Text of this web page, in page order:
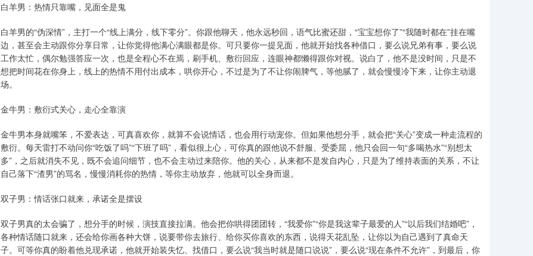
白羊男：热情只靠嘴，见面全是鬼
白羊男的“伪深情”，主打一个“线上满分，线下零分”。你跟他聊天，他永远秒回，语气比蜜还甜，“宝宝想你了”“我随时都在”挂在嘴
边，甚至会主动跟你分享日常，让你觉得他满心满眼都是你。可只要你一提见面，他就开始找各种借口，要么说兄弟有事，要么说
工作太忙，偶尔勉强答应一次，也是全程心不在焉，刷手机、敷衍回应，连眼神都懒得跟你对视。说白了，他不是没时间，只是不
想把时间花在你身上，线上的热情不用付出成本，哄你开心，不过是为了不让你闹脾气，等他腻了，就会慢慢冷下来，让你主动退
场。
金牛男：敷衍式关心，走心全靠演
金牛男本身就嘴笨，不爱表达，可真喜欢你，就算不会说情话，也会用行动宠你。但如果他想分手，就会把“关心”变成一种走流程的
敷衍。每天雷打不动问你“吃饭了吗”“下班了吗”，看似很上心，可你真的跟他说不舒服、受委屈，他只会回一句“多喝热水”“别想太
多”，之后就消失不见，既不会追问细节，也不会主动过来陪你。他的关心，从来都不是发自内心，只是为了维持表面的关系，不让
自己落下“渣男”的骂名，慢慢消耗你的热情，等你主动放弃，他就可以全身而退。
双子男：情话张口就来，承诺全是摆设
双子男真的太会骗了，想分手的时候，演技直接拉满。他会把你哄得团团转，“我爱你”“你是我这辈子最爱的人”“以后我们结婚吧”，
各种情话随口就来，还会给你画各种大饼，说要带你去旅行、给你买你喜欢的东西，说得天花乱坠，让你以为自己遇到了真命天
子。可等你真的盼着他兑现承诺，他就开始装失忆、找借口，要么说“我当时就是随口说说”，要么说“现在条件不允许”，到最后，你